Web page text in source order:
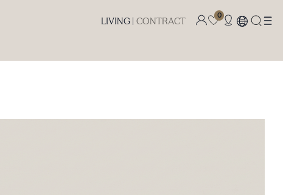
LIVING | CONTRACT
0